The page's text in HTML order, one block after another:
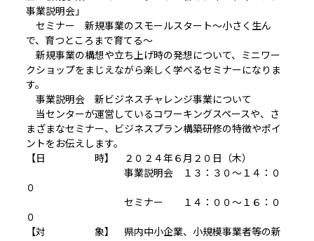
事業説明会」
セミナー 新規事業のスモールスタート～小さく生ん
で、育つところまで育てる～
新規事業の構想や立ち上げ時の発想について、ミニワー
クショップをまじえながら楽しく学べるセミナーになりま
す。
事業説明会 新ビジネスチャレンジ事業について
当センターが運営しているコワーキングスペースや、さ
まざまなセミナー、ビジネスプラン構築研修の特徴やポイ
ントをお伝えします。
【日 時】 ２０２４年６月２０日（木）
事業説明会 １３：３０～１４：０
０
セミナー １４：００～１６：０
０
【対 象】 県内中小企業、小規模事業者等の新